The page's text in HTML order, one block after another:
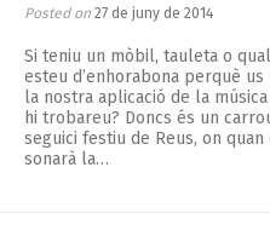
Posted on 27 de juny de 2014
Si teniu un mòbil, tauleta o
esteu d’enhorabona perquè
la nostra aplicació de la
hi trobareu? Doncs és un
seguici festiu de Reus, on
sonarà la…